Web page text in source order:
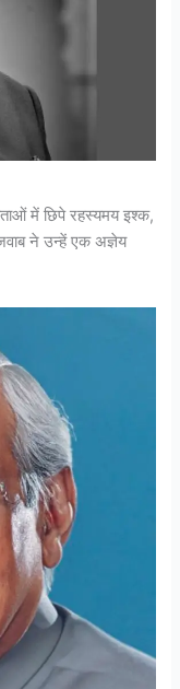
में छिपे रहस्यमय इश्क,
ने उन्हें एक अज्ञेय